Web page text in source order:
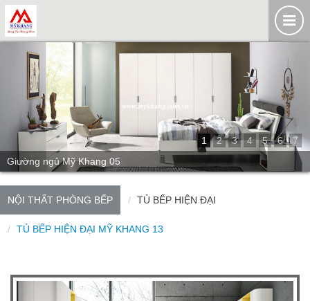
Giường ngủ Mỹ Khang 05
1 2 3 4 5 6 7
NỘI THẤT PHÒNG BẾP TỦ BẾP HIỆN ĐẠI
TỦ BẾP HIỆN ĐẠI MỸ KHANG 13